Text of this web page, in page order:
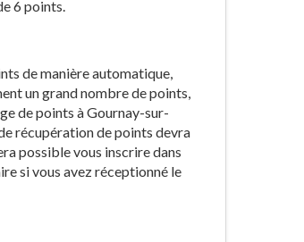
6 points.
de manière automatique,
un grand nombre de points,
de points à Gournay-sur-
récupération de points devra
possible vous inscrire dans
si vous avez réceptionné le